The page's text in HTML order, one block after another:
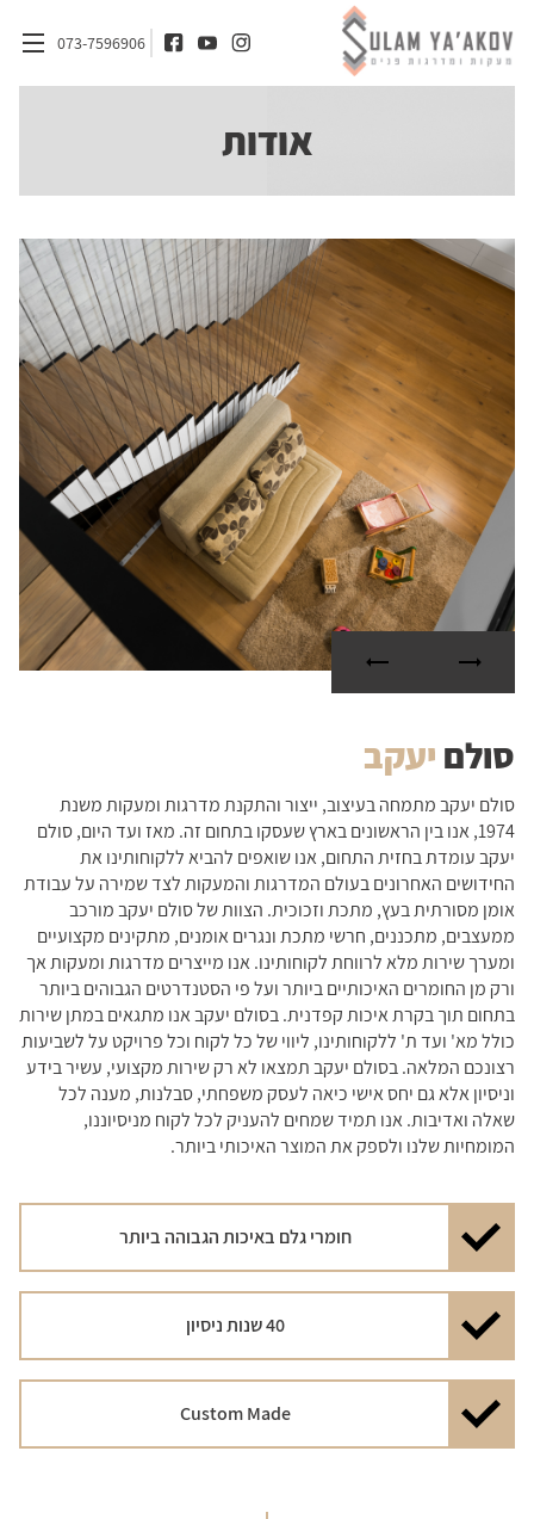
מדרגות
מעקות
חומרים
אדריכלים ומעצבי פנים
בלוג
צור קשר
073-7596906
אודות
סולם יעקב
סולם יעקב מתמחה בעיצוב, ייצור והתקנת מדרגות ומעקות משנת
1974, אנו בין הראשונים בארץ שעסקו בתחום זה. מאז ועד היום, סולם
יעקב עומדת בחזית התחום, אנו שואפים להביא ללקוחותינו את
החידושים האחרונים בעולם המדרגות והמעקות לצד שמירה על עבודת
אומן מסורתית בעץ, מתכת וזכוכית. הצוות של סולם יעקב מורכב
ממעצבים, מתכננים, חרשי מתכת ונגרים אומנים, מתקינים מקצועיים
ומערך שירות מלא לרווחת לקוחותינו. אנו מייצרים מדרגות ומעקות אך
ורק מן החומרים האיכותיים ביותר ועל פי הסטנדרטים הגבוהים ביותר
בתחום תוך בקרת איכות קפדנית. בסולם יעקב אנו מתגאים במתן שירות
כולל מא' ועד ת' ללקוחותינו, ליווי של כל לקוח וכל פרויקט על לשביעות
רצונכם המלאה. בסולם יעקב תמצאו לא רק שירות מקצועי, עשיר בידע
וניסיון אלא גם יחס אישי כיאה לעסק משפחתי, סבלנות, מענה לכל
שאלה ואדיבות. אנו תמיד שמחים להעניק לכל לקוח מניסיוננו,
המומחיות שלנו ולספק את המוצר האיכותי ביותר.
חומרי גלם באיכות הגבוהה ביותר
40 שנות ניסיון
Custom Made